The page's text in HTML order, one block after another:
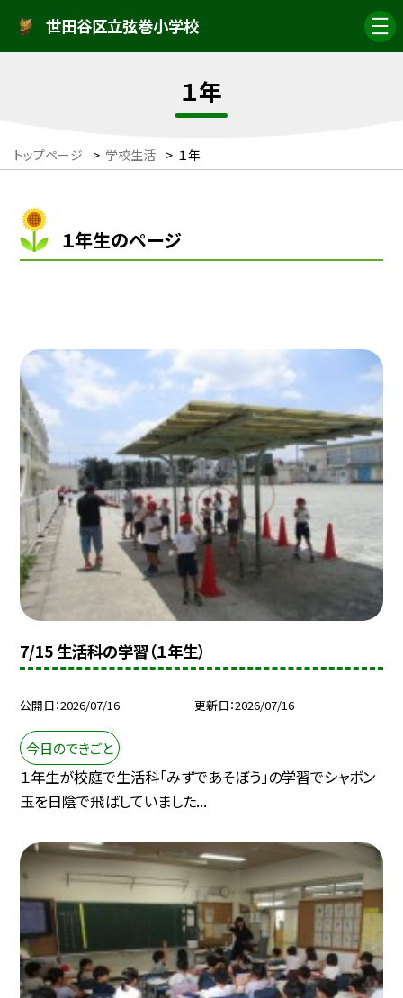
世田谷区立弦巻小学校
１年
トップページ > 学校生活 > １年
１年生のページ
7/15 生活科の学習（１年生）
公開日 2026/07/16 更新日 2026/07/16
今日のできごと
１年生が校庭で生活科「みずであそぼう」の学習でシャボン
玉を日陰で飛ばしていました...